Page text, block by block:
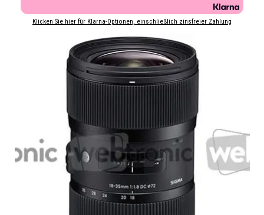
Klicken Sie hier für Klarna-Optionen, einschließlich zinsfreier Zahlung